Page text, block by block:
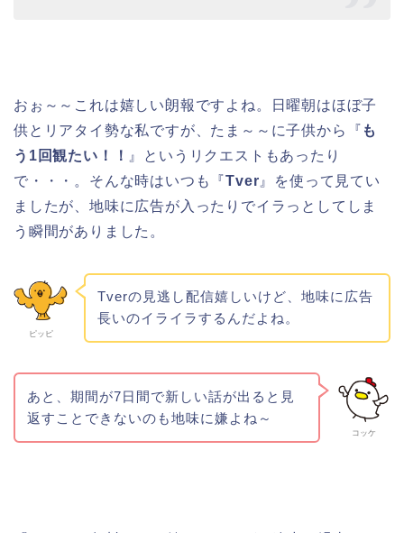
おぉ～～これは嬉しい朗報ですよね。日曜朝はほぼ子
供とリアタイ勢な私ですが、たま～～に子供から『 も
う1回観たい！！ 』というリクエストもあったり
で・・・。そんな時はいつも『Tver 』を使って見てい
ましたが、地味に広告が入ったりでイラっとしてしま
う瞬間がありました。
ピッピ
Tverの見逃し配信嬉しいけど、地味に広告
長いのイライラするんだよね。
コッケ
あと、期間が7日間で新しい話が出ると見
返すことできないのも地味に嫌よね～